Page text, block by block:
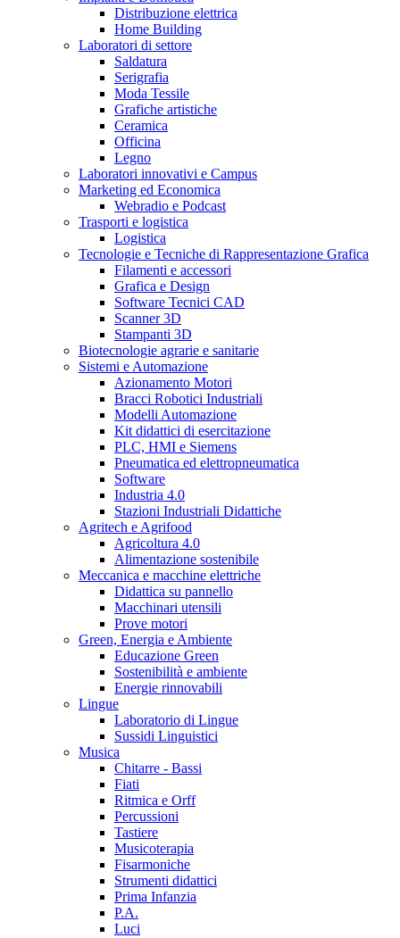
Distribuzione elettrica
Home Building
Laboratori di settore
Saldatura
Serigrafia
Moda Tessile
Grafiche artistiche
Ceramica
Officina
Legno
Laboratori innovativi e Campus
Marketing ed Economica
Webradio e Podcast
Trasporti e logistica
Logistica
Tecnologie e Tecniche di Rappresentazione Grafica
Filamenti e accessori
Grafica e Design
Software Tecnici CAD
Scanner 3D
Stampanti 3D
Biotecnologie agrarie e sanitarie
Sistemi e Automazione
Azionamento Motori
Bracci Robotici Industriali
Modelli Automazione
Kit didattici di esercitazione
PLC, HMI e Siemens
Pneumatica ed elettropneumatica
Software
Industria 4.0
Stazioni Industriali Didattiche
Agritech e Agrifood
Agricoltura 4.0
Alimentazione sostenibile
Meccanica e macchine elettriche
Didattica su pannello
Macchinari utensili
Prove motori
Green, Energia e Ambiente
Educazione Green
Sostenibilità e ambiente
Energie rinnovabili
Lingue
Laboratorio di Lingue
Sussidi Linguistici
Musica
Chitarre - Bassi
Fiati
Ritmica e Orff
Percussioni
Tastiere
Musicoterapia
Fisarmoniche
Strumenti didattici
Prima Infanzia
P.A.
Luci